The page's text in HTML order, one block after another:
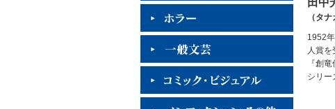
田中
（タ
1952
人賞
『創
シリー